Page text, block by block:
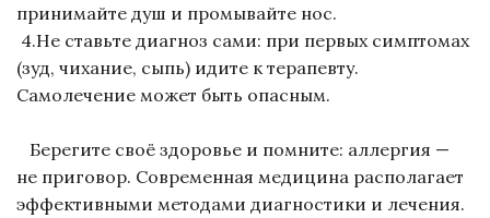
принимайте душ и промывайте нос.
4.Не ставьте диагноз сами: при первых симптомах
(зуд, чихание, сыпь) идите к терапевту.
Самолечение может быть опасным.
Берегите своё здоровье и помните: аллергия —
не приговор. Современная медицина располагает
эффективными методами диагностики и лечения.